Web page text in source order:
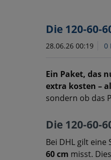
Die 120-60-
28.06.26 00:19 0
Ein Paket, das
extra kosten –
sondern ob das
Die 120-60-
Bei DHL gilt
60 cm misst.